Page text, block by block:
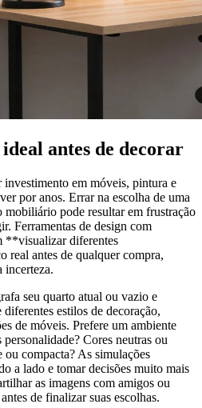
antes de decorar
em móveis, pintura e
por anos. Errar na escolha de uma
mobiliário pode resultar em frustração
Ferramentas de design com
**visualizar diferentes
real antes de qualquer compra,
incerteza.
seu quarto atual ou vazio e
estilos de decoração,
de móveis. Prefere um ambiente
Cores neutras ou
ou compacta? As simulações
a lado e tomar decisões muito mais
as imagens com amigos ou
de finalizar suas escolhas.